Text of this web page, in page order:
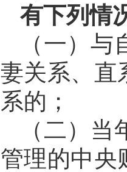
有下列情
（一）
妻关系、直
系的；
（二）
管理的中央